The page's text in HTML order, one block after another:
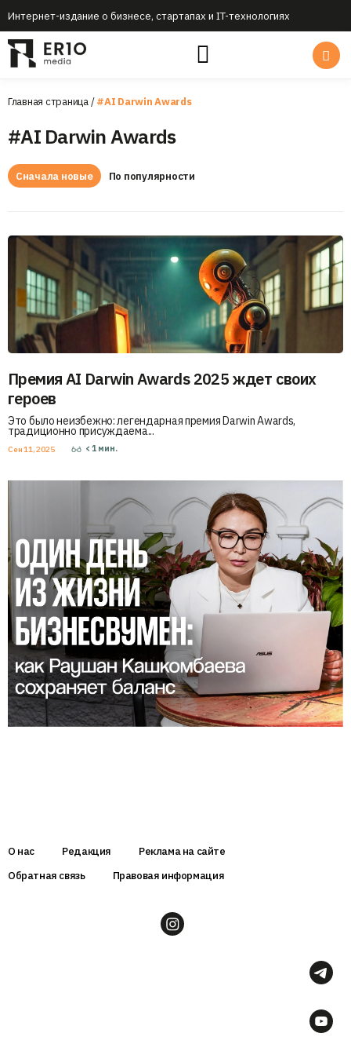
Интернет-издание о бизнесе, стартапах и IT-технологиях
Главная страница/#AI Darwin Awards
#AI Darwin Awards
Сначала новые По популярности
Премия AI Darwin Awards 2025 ждет своих
героев
Это было неизбежно: легендарная премия Darwin Awards,
традиционно присуждаема...
Сен 11, 2025 < 1 мин.
О нас Редакция
Реклама на сайте
Обратная связь
Правовая информация